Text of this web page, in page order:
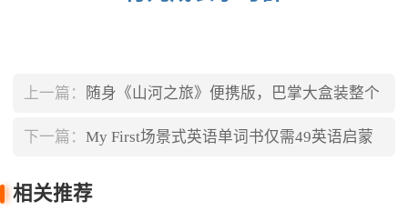
上一篇： 随身《山河之旅》便携版，巴掌大盒装整个
中国！
下一篇：My First场景式英语单词书仅需49英语启蒙
相关推荐